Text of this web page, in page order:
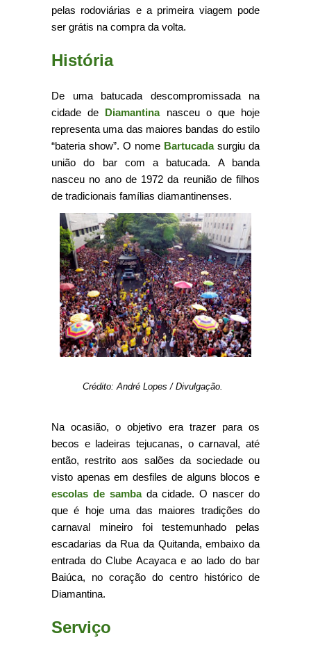
pelas rodoviárias e a primeira viagem pode
ser grátis na compra da volta.
História
De uma batucada descompromissada na
cidade de Diamantina nasceu o que hoje
representa uma das maiores bandas do estilo
“bateria show”. O nome Bartucadasurgiu da
união do bar com a batucada. A banda
nasceu no ano de 1972 da reunião de filhos
de tradicionais famílias diamantinenses.
Crédito: André Lopes / Divulgação.
Na ocasião, o objetivo era trazer para os
becos e ladeiras tejucanas, o carnaval, até
então, restrito aos salões da sociedade ou
visto apenas em desfiles de alguns blocos e
escolas de sambada cidade. O nascer do
que é hoje uma das maiores tradições do
carnaval mineiro foi testemunhado pelas
escadarias da Rua da Quitanda, embaixo da
entrada do Clube Acayaca e ao lado do bar
Baiúca, no coração do centro histórico de
Diamantina.
Serviço